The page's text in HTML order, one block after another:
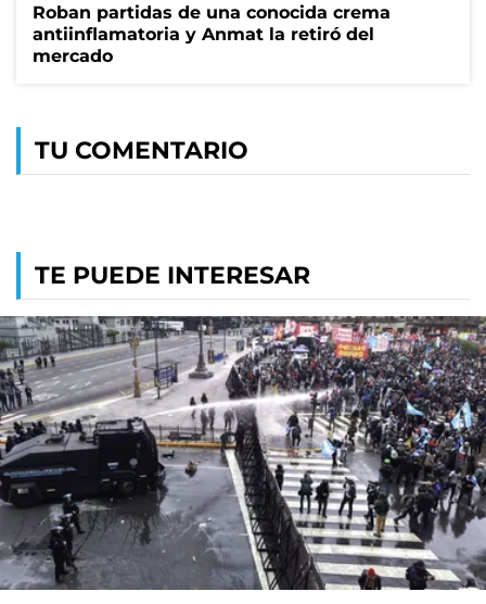
Roban partidas de una conocida crema
antiinflamatoria y Anmat la retiró del
mercado
TU COMENTARIO
TE PUEDE INTERESAR